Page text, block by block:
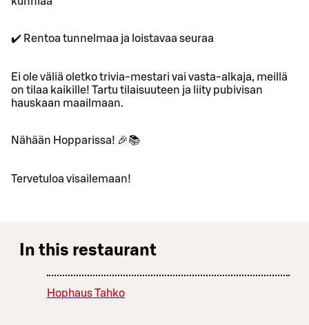
✔️ Rentoa tunnelmaa ja loistavaa seuraa
Ei ole väliä oletko trivia-mestari vai vasta-alkaja, meillä
on tilaa kaikille! Tartu tilaisuuteen ja liity pubivisan
hauskaan maailmaan.
Nähään Hopparissa! 🎉📚
Tervetuloa visailemaan!
In this restaurant
Hophaus Tahko